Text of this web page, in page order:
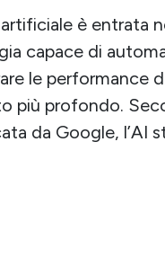
è entrata
capace di
le performance
più profondo.
da Google, l’AI